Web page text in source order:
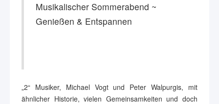
Musikalischer Sommerabend ~
Genießen & Entspannen
„2“ Musiker, Michael Vogt und Peter Walpurgis, mit
ähnlicher Historie, vielen Gemeinsamkeiten und doch